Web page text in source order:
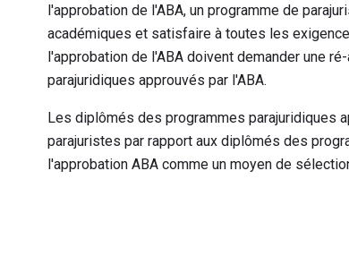
l'approbation de l'ABA, un programme de
académiques et satisfaire à toutes les
l'approbation de l'ABA doivent demander une
parajuridiques approuvés par l'ABA.
Les diplômés des programmes parajuridiques
parajuristes par rapport aux diplômés des
l'approbation ABA comme un moyen de